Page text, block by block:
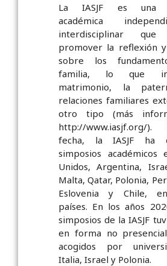
La IASJF es una
académica
interdisciplinar que
promover la reflexión
sobre los
familia, lo que
matrimonio, la
relaciones familiares
otro tipo (más
http://www.iasjf.org/
fecha, la IASJF ha
simposios académicos
Unidos, Argentina,
Malta, Qatar, Polonia,
Eslovenia y Chile,
países. En los años
simposios de la IASJF
en forma no
acogidos por
Italia, Israel y Polonia.